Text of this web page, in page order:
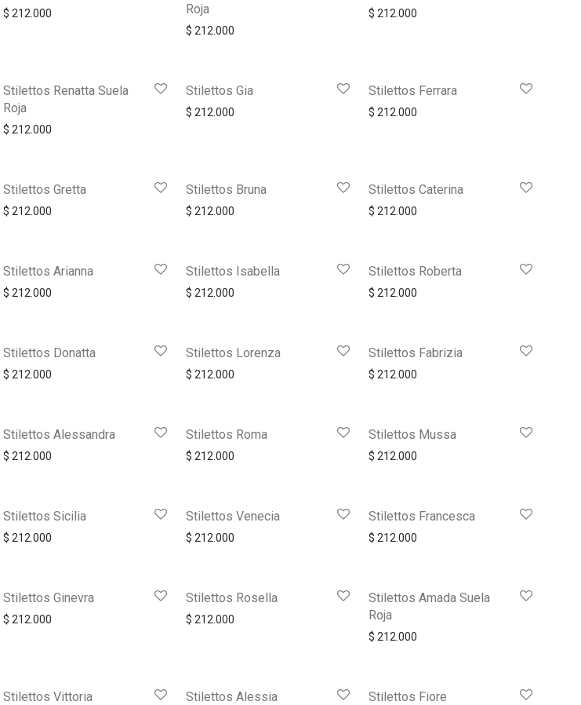
$ 212.000
Roja
$ 212.000
$ 212.000
Stilettos Renatta Suela
Roja
$ 212.000
Stilettos Gia
$ 212.000
Stilettos Ferrara
$ 212.000
Stilettos Gretta
$ 212.000
Stilettos Bruna
$ 212.000
Stilettos Caterina
$ 212.000
Stilettos Arianna
$ 212.000
Stilettos Isabella
$ 212.000
Stilettos Roberta
$ 212.000
Stilettos Donatta
$ 212.000
Stilettos Lorenza
$ 212.000
Stilettos Fabrizia
$ 212.000
Stilettos Alessandra
$ 212.000
Stilettos Roma
$ 212.000
Stilettos Mussa
$ 212.000
Stilettos Sicilia
$ 212.000
Stilettos Venecia
$ 212.000
Stilettos Francesca
$ 212.000
Stilettos Ginevra
$ 212.000
Stilettos Rosella
$ 212.000
Stilettos Amada Suela
Roja
$ 212.000
Stilettos Vittoria Stilettos Alessia Stilettos Fiore